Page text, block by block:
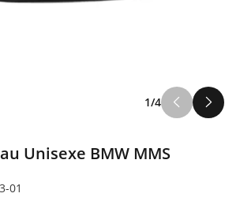
1/4
Unisexe BMW MMS
01